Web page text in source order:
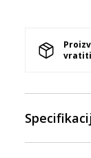
vratiti